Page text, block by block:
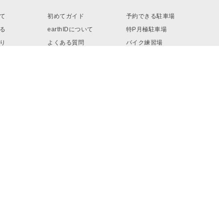
初めてガイド
earthIDについて
よくある質問
予約できる駐車場
特P月極駐車場
バイク練習場